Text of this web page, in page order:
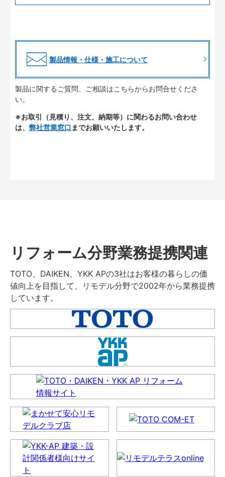
製品情報・仕様・施工について
製品に関するご質問、ご相談はこちらからお問合せくださ
い。
※お取引（見積り、注文、納期等）に関わるお問い合わせ
は、 弊社営業窓口 までお願いいたします。
リフォーム分野業務提携関連
TOTO、DAIKEN、YKK APの3社はお客様の暮らしの価
値向上を目指して、リモデル分野で2002年から業務提携
しています。